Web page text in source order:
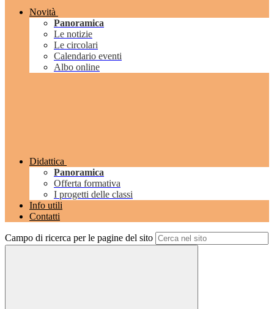
Novità
Panoramica
Le notizie
Le circolari
Calendario eventi
Albo online
Didattica
Panoramica
Offerta formativa
I progetti delle classi
Info utili
Contatti
Campo di ricerca per le pagine del sito